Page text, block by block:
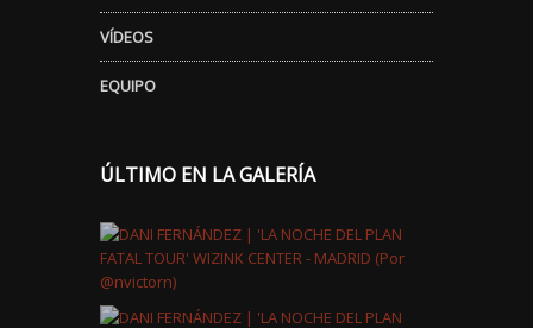
VÍDEOS
EQUIPO
ÚLTIMO EN LA GALERÍA